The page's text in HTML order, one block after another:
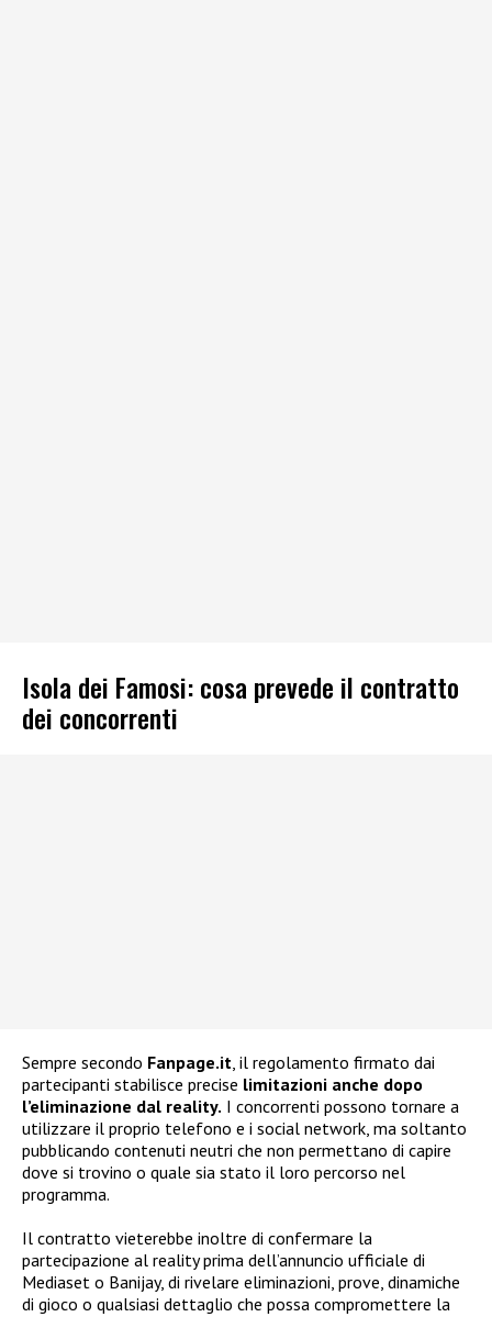
Isola dei Famosi: cosa prevede il contratto
dei concorrenti
Sempre secondo Fanpage.it, il regolamento firmato dai
partecipanti stabilisce precise limitazioni anche dopo
l’eliminazione dal reality. I concorrenti possono tornare a
utilizzare il proprio telefono e i social network, ma soltanto
pubblicando contenuti neutri che non permettano di capire
dove si trovino o quale sia stato il loro percorso nel
programma.
Il contratto vieterebbe inoltre di confermare la
partecipazione al reality prima dell’annuncio ufficiale di
Mediaset o Banijay, di rivelare eliminazioni, prove, dinamiche
di gioco o qualsiasi dettaglio che possa compromettere la